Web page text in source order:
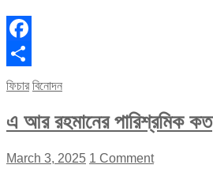
Facebook
Share
ফিচার বিনোদন
এ আর রহমানের পারিশ্রমিক কত
March 3, 2025 1 Comment